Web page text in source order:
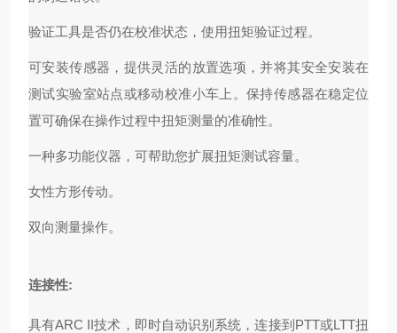
验证工具是否仍在校准状态，使用扭矩验证过程。
可安装传感器，提供灵活的放置选项，并将其安全安装在
测试实验室站点或移动校准小车上。保持传感器在稳定位
置可确保在操作过程中扭矩测量的准确性。
一种多功能仪器，可帮助您扩展扭矩测试容量。
女性方形传动。
双向测量操作。
连接性:
具有ARC II技术，即时自动识别系统，连接到 PTT或LTT扭